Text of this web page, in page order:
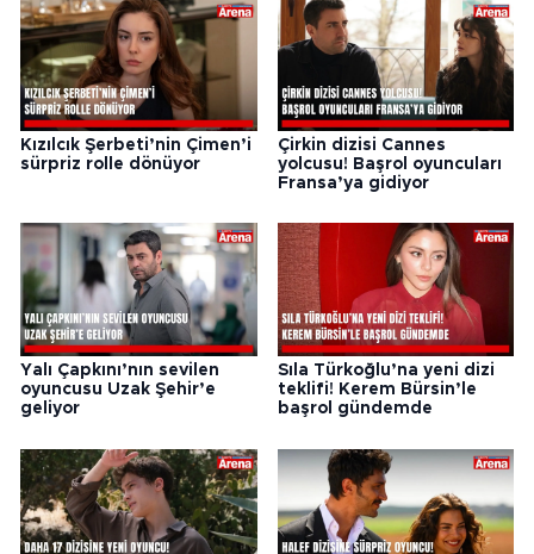
Kızılcık Şerbeti’nin Çimen’i
sürpriz rolle dönüyor
Çirkin dizisi Cannes
yolcusu! Başrol oyuncuları
Fransa’ya gidiyor
Yalı Çapkını’nın sevilen
oyuncusu Uzak Şehir’e
geliyor
Sıla Türkoğlu’na yeni dizi
teklifi! Kerem Bürsin’le
başrol gündemde